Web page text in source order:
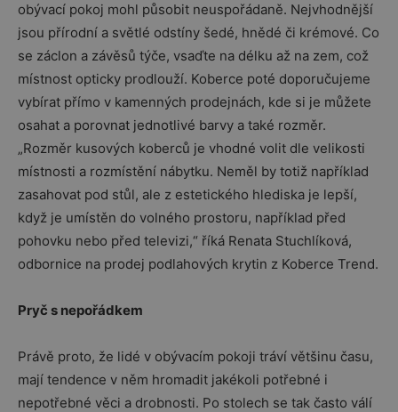
obývací pokoj mohl působit neuspořádaně. Nejvhodnější
jsou přírodní a světlé odstíny šedé, hnědé či krémové. Co
se záclon a závěsů týče, vsaďte na délku až na zem, což
místnost opticky prodlouží. Koberce poté doporučujeme
vybírat přímo v kamenných prodejnách, kde si je můžete
osahat a porovnat jednotlivé barvy a také rozměr.
„Rozměr kusových koberců je vhodné volit dle velikosti
místnosti a rozmístění nábytku. Neměl by totiž například
zasahovat pod stůl, ale z estetického hlediska je lepší,
když je umístěn do volného prostoru, například před
pohovku nebo před televizi,“ říká Renata Stuchlíková,
odbornice na prodej podlahových krytin z Koberce Trend.
Pryč s nepořádkem
Právě proto, že lidé v obývacím pokoji tráví většinu času,
mají tendence v něm hromadit jakékoli potřebné i
nepotřebné věci a drobnosti. Po stolech se tak často válí